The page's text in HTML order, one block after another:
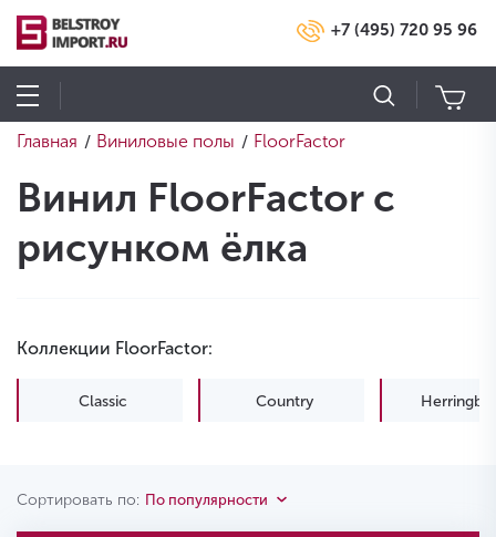
+7 (495) 720 95 96
Главная / Виниловые полы / FloorFactor
Винил FloorFactor с
рисунком ёлка
Коллекции FloorFactor:
Classic Country
Сортировать по: По популярности